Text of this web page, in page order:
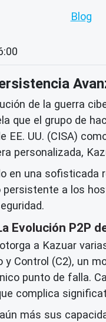
Blog
de la guerra
que el grupo de
UU. (CISA)
personalizada,
en una sofisticada
persistente a los
Evolución P2P
a Kazuar
y Control (C2), un
punto de falla.
complica
más sus